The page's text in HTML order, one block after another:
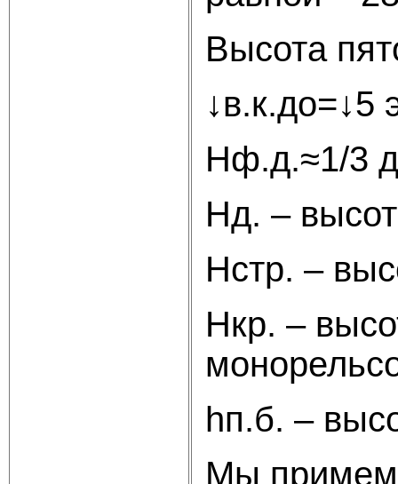
Высота
Нф.д.≈1/3
Нд. –
Нстр. –
Нкр. –
hп.б. –
Мы примем